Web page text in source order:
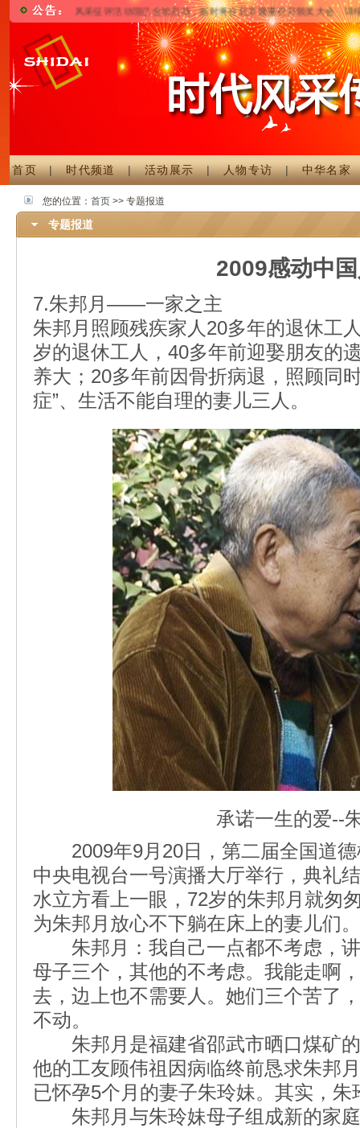
时代风采征评活动现已全面启动，届时将在北京隆重召开颁奖大会，详细情况
首页|时代频道|活动展示|人物专访|中华名家
您的位置： 首页 >> 专题报道
专题报道
2009感动中
7.朱邦月——一家之主
朱邦月照顾残疾家人20多年的退休工
岁的退休工人，40多年前迎娶朋友的
养大；20多年前因骨折病退，照顾同
症”、生活不能自理的妻儿三人。
承诺一生的爱--
2009年9月20日，第二届全国道德
中央电视台一号演播大厅举行，典礼
水立方看上一眼，72岁的朱邦月就匆
为朱邦月放心不下躺在床上的妻儿们。
朱邦月：我自己一点都不考虑，讲
母子三个，其他的不考虑。我能走啊
去，边上也不需要人。她们三个苦了
不动。
朱邦月是福建省邵武市晒口煤矿的
他的工友顾伟祖因病临终前恳求朱邦
已怀孕5个月的妻子朱玲妹。其实，
朱邦月与朱玲妹母子组成新的家庭